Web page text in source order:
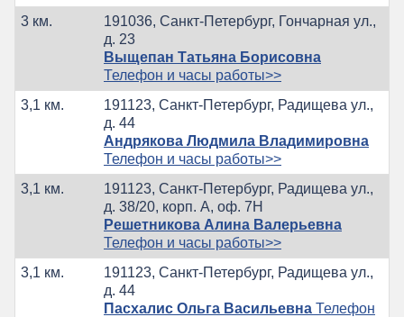
3 км.
191036, Санкт-Петербург, Гончарная ул.,
д. 23
Выщепан Татьяна Борисовна
Телефон и часы работы>>
3,1 км.
191123, Санкт-Петербург, Радищева ул.,
д. 44
Андрякова Людмила Владимировна
Телефон и часы работы>>
3,1 км.
191123, Санкт-Петербург, Радищева ул.,
д. 38/20, корп. А, оф. 7Н
Решетникова Алина Валерьевна
Телефон и часы работы>>
3,1 км.
191123, Санкт-Петербург, Радищева ул.,
д. 44
Пасхалис Ольга Васильевна Телефон